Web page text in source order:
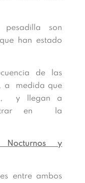
son
han estado
de las
a medida que
y llegan a
en la
Nocturnos y
entre ambos